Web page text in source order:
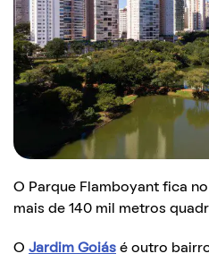
O Parque Flamboyant fica
mais de 140 mil metros
O Jardim Goiás é outro